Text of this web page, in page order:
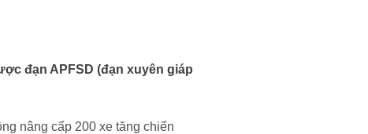
đạn APFSD (đạn xuyên giáp
nâng cấp 200 xe tăng chiến